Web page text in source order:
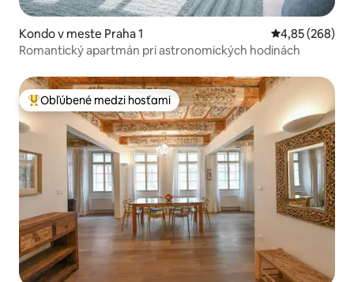
Kondo v meste Praha 1 Priemerné
4,85 (268)
Romantický apartmán pri astronomických hodinách
Najobľúbenejšie medzi hosťami
Obľúbené medzi hosťami